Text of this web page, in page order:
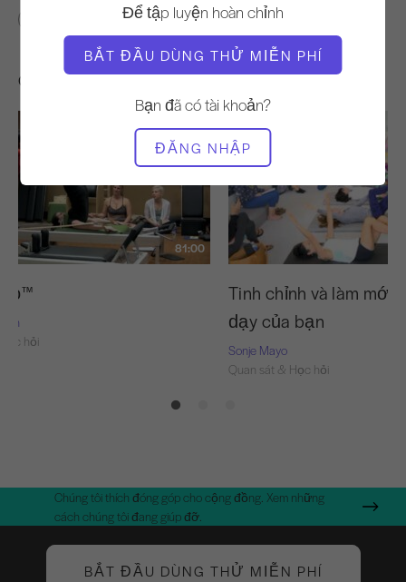
Để tập luyện hoàn chỉnh
BẮT ĐẦU DÙNG THỬ MIỄN PHÍ
Bạn đã có tài khoản?
ĐĂNG NHẬP
Toàn bộ Studio
Các bài tập khác bạn có thể thích
81:00
hỏi
Tinh chỉnh và làm mới
dạy của bạn
Sonje Mayo
Quan sát & Học hỏi
Chúng tôi thích đóng góp cho cộng đồng. Xem những
cách chúng tôi đang giúp đỡ.
BẮT ĐẦU DÙNG THỬ MIỄN PHÍ